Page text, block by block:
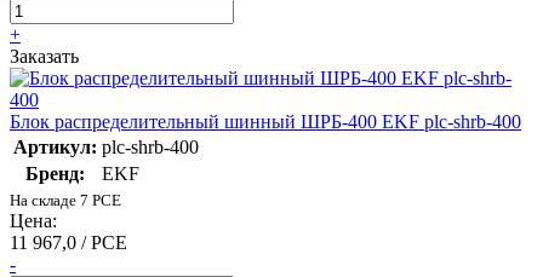
+
Заказать
Блок распределительный шинный ШРБ-400 EKF plc-shrb-400
Артикул: plc-shrb-400
Бренд:
EKF
На складе 7 PCE
Цена:
11 967,0 / PCE
-